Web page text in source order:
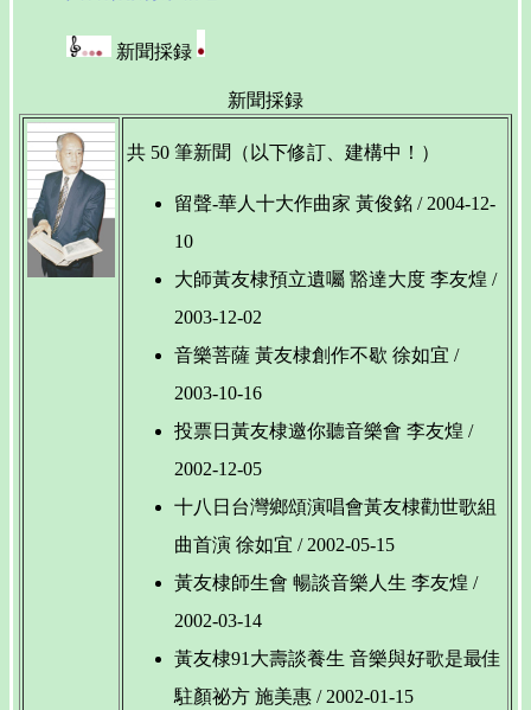
新聞採録
新聞採録
共 50 筆新聞（以下修訂、建構中！）
留聲-華人十大作曲家 黃俊銘 / 2004-12-
10
大師黃友棣預立遺囑 豁達大度 李友煌 /
2003-12-02
音樂菩薩 黃友棣創作不歇 徐如宜 /
2003-10-16
投票日黃友棣邀你聽音樂會 李友煌 /
2002-12-05
十八日台灣鄉頌演唱會黃友棣勸世歌組
曲首演 徐如宜 / 2002-05-15
黃友棣師生會 暢談音樂人生 李友煌 /
2002-03-14
黃友棣91大壽談養生 音樂與好歌是最佳
駐顏祕方 施美惠 / 2002-01-15